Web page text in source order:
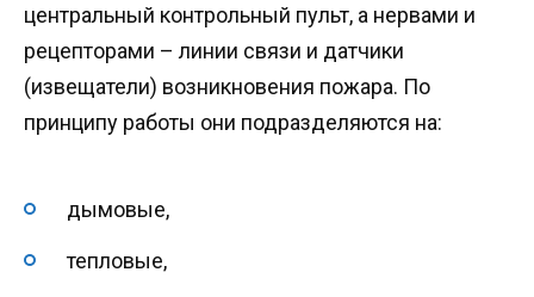
центральный контрольный пульт, а нервами и
рецепторами – линии связи и датчики
(извещатели) возникновения пожара. По
принципу работы они подразделяются на:
дымовые,
тепловые,